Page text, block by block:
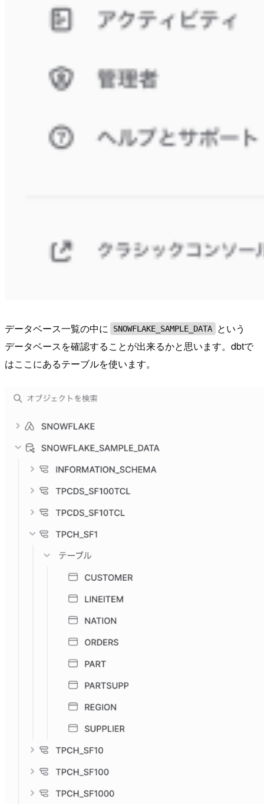
データベース一覧の中に SNOWFLAKE_SAMPLE_DATA
という
データベースを確認することが出来るかと思います。dbtで
はここにあるテーブルを使います。